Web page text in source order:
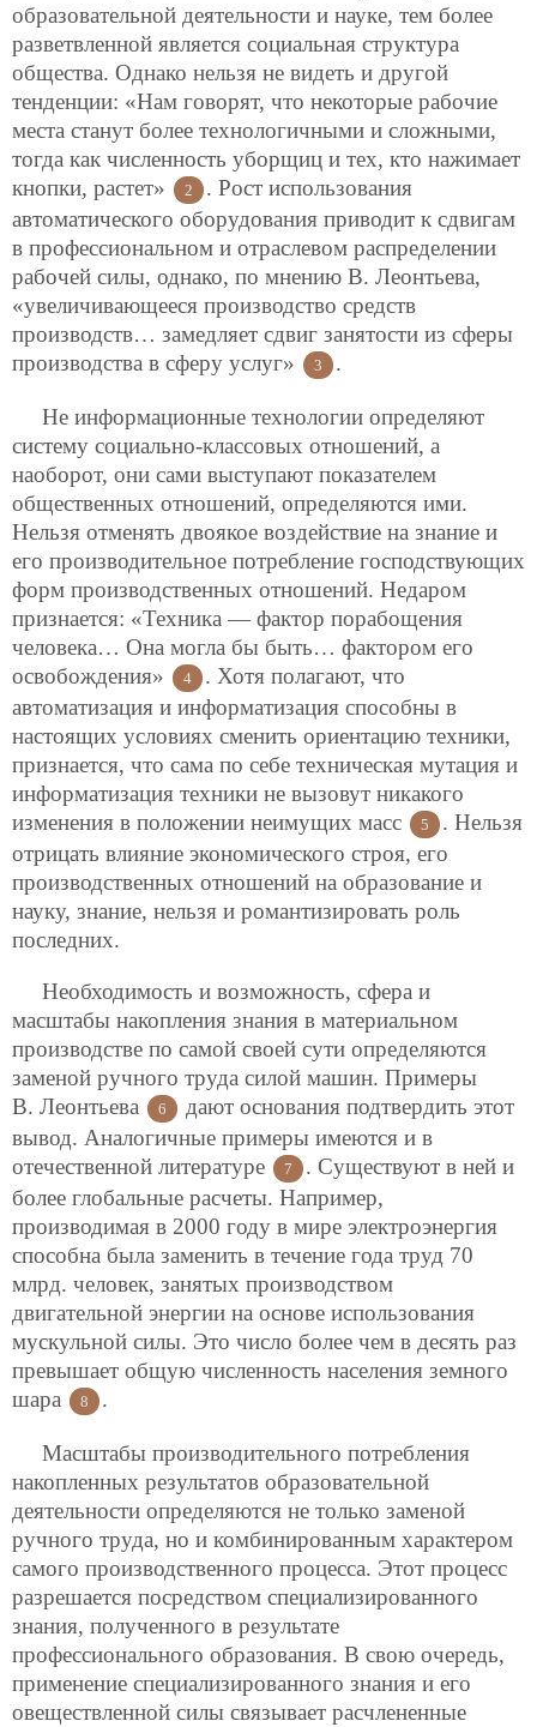
образовательной деятельности и науке, тем более
разветвленной является социальная структура
общества. Однако нельзя не видеть и другой
тенденции: «Нам говорят, что некоторые рабочие
места станут более технологичными и сложными,
тогда как численность уборщиц и тех, кто нажимает
кнопки, растет»
2
. Рост использования
автоматического оборудования приводит к сдвигам
в профессиональном и отраслевом распределении
рабочей силы, однако, по мнению В. Леонтьева,
«увеличивающееся производство средств
производств… замедляет сдвиг занятости из сферы
производства в сферу услуг»
3 .
Не информационные технологии определяют
систему социально-классовых отношений, а
наоборот, они сами выступают показателем
общественных отношений, определяются ими.
Нельзя отменять двоякое воздействие на знание и
его производительное потребление господствующих
форм производственных отношений. Недаром
признается: «Техника — фактор порабощения
человека… Она могла бы быть… фактором его
освобождения»
4
. Хотя полагают, что
автоматизация и информатизация способны в
настоящих условиях сменить ориентацию техники,
признается, что сама по себе техническая мутация и
информатизация техники не вызовут никакого
изменения в положении неимущих масс
5
. Нельзя
отрицать влияние экономического строя, его
производственных отношений на образование и
науку, знание, нельзя и романтизировать роль
последних.
Необходимость и возможность, сфера и
масштабы накопления знания в материальном
производстве по самой своей сути определяются
заменой ручного труда силой машин. Примеры
В. Леонтьева
6
дают основания подтвердить этот
вывод. Аналогичные примеры имеются и в
отечественной литературе
7
. Существуют в ней и
более глобальные расчеты. Например,
производимая в 2000 году в мире электроэнергия
способна была заменить в течение года труд 70
млрд. человек, занятых производством
двигательной энергии на основе использования
мускульной силы. Это число более чем в десять раз
превышает общую численность населения земного
шара
8 .
Масштабы производительного потребления
накопленных результатов образовательной
деятельности определяются не только заменой
ручного труда, но и комбинированным характером
самого производственного процесса. Этот процесс
разрешается посредством специализированного
знания, полученного в результате
профессионального образования. В свою очередь,
применение специализированного знания и его
овеществленной силы связывает расчлененные